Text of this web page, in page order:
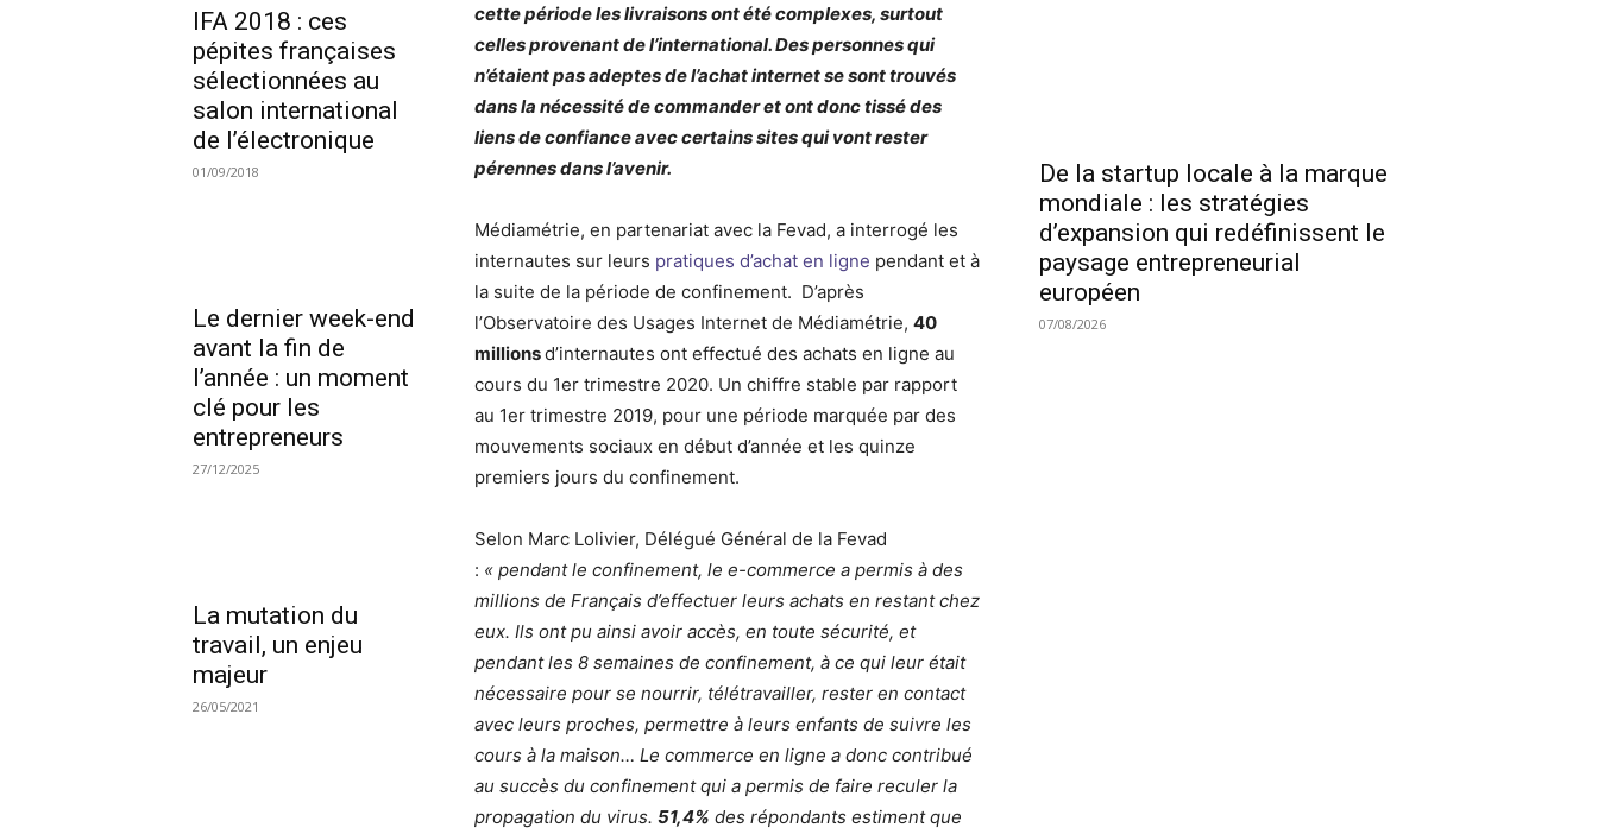
IFA 2018 : ces
pépites françaises
sélectionnées au
salon international
de l’électronique
01/09/2018
Le dernier week-end
avant la fin de
l’année : un moment
clé pour les
entrepreneurs
27/12/2025
La mutation du
travail, un enjeu
majeur
26/05/2021
cette période les livraisons ont été complexes, surtout
celles provenant de l’international. Des personnes qui
n’étaient pas adeptes de l’achat internet se sont trouvés
dans la nécessité de commander et ont donc tissé des
liens de confiance avec certains sites qui vont rester
pérennes dans l’avenir.
Médiamétrie, en partenariat avec la Fevad, a interrogé les
internautes sur leurs pratiques d’achat en ligne pendant et à
la suite de la période de confinement. D’après
l’Observatoire des Usages Internet de Médiamétrie,40
millionsd’internautes ont effectué des achats en ligne au
cours du 1er trimestre 2020. Un chiffre stable par rapport
au 1er trimestre 2019, pour une période marquée par des
mouvements sociaux en début d’année et les quinze
premiers jours du confinement.
Selon Marc Lolivier, Délégué Général de la Fevad
: « pendant le confinement, le e-commerce a permis à des
millions de Français d’effectuer leurs achats en restant chez
eux. Ils ont pu ainsi avoir accès, en toute sécurité, et
pendant les 8 semaines de confinement, à ce qui leur était
nécessaire pour se nourrir, télétravailler, rester en contact
avec leurs proches, permettre à leurs enfants de suivre les
cours à la maison… Le commerce en ligne a donc contribué
au succès du confinement qui a permis de faire reculer la
propagation du virus.51,4% des répondants estiment que
De la startup locale à la marque
mondiale : les stratégies
d’expansion qui redéfinissent le
paysage entrepreneurial
européen
07/08/2026